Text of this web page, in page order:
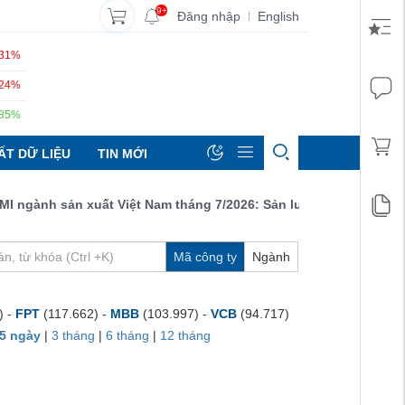
9+ Đăng nhập | English
DỮ LIỆU TIN MỚI
sản xuất Việt Nam tháng 7/2026: Sản lượng, số lượng đơn
Mã công ty Ngành
- FPT (117.662) - MBB (103.997) - VCB (94.717)
5 ngày | 3 tháng | 6 tháng | 12 tháng